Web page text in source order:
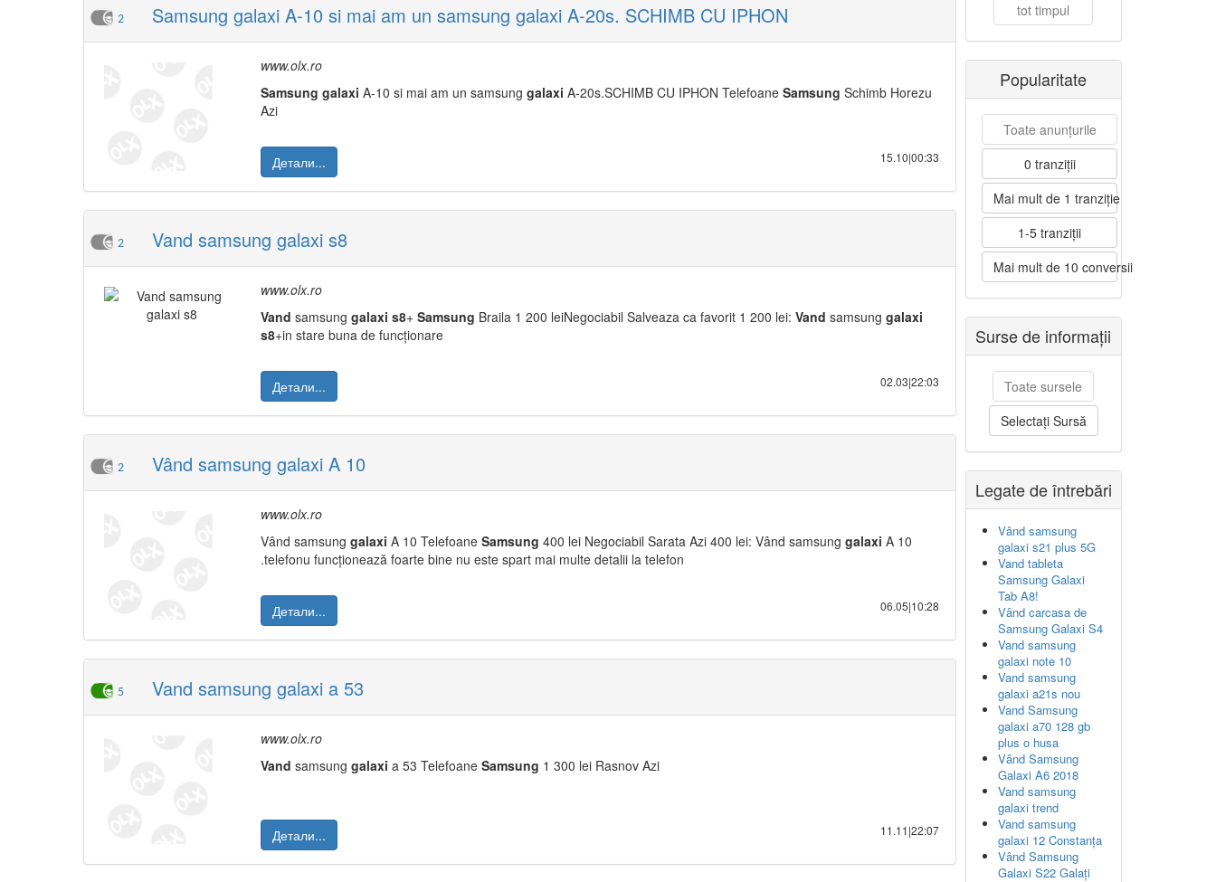
2 Samsung galaxi A-10 si mai am un samsung galaxi A-20s. SCHIMB CU IPHON
www.olx.ro
Samsung galaxi A-10 si mai am un samsung galaxi A-20s.SCHIMB CU IPHON Telefoane Samsung Schimb Horezu
Azi
Детали... 15.10|00:33
2 Vand samsung galaxi s8
www.olx.ro
Vand samsung galaxi s8+ Samsung Braila 1 200 leiNegociabil Salveaza ca favorit 1 200 lei: Vand samsung galaxi
s8+in stare buna de funcționare
Детали... 02.03|22:03
2 Vând samsung galaxi A 10
www.olx.ro
Vând samsung galaxi A 10 Telefoane Samsung 400 lei Negociabil Sarata Azi 400 lei: Vând samsung galaxi A 10
.telefonu funcționează foarte bine nu este spart mai multe detalii la telefon
Детали... 06.05|10:28
5 Vand samsung galaxi a 53
www.olx.ro
Vand samsung galaxi a 53 Telefoane Samsung 1 300 lei Rasnov Azi
Детали... 11.11|22:07
tot timpul
Popularitate
Toate anunțurile
0 tranziții
Mai mult de 1 tranziție
1-5 tranziții
Mai mult de 10 conversii
Surse de informații
Toate sursele
Selectați Sursă
Legate de întrebări
Vând samsung
galaxi s21 plus 5G
Vand tableta
Samsung Galaxi
Tab A8!
Vând carcasa de
Samsung Galaxi S4
Vand samsung
galaxi note 10
Vand samsung
galaxi a21s nou
Vand Samsung
galaxi a70 128 gb
plus o husa
Vând Samsung
Galaxi A6 2018
Vand samsung
galaxi trend
Vand samsung
galaxi 12 Constanța
Vând Samsung
Galaxi S22 Galați